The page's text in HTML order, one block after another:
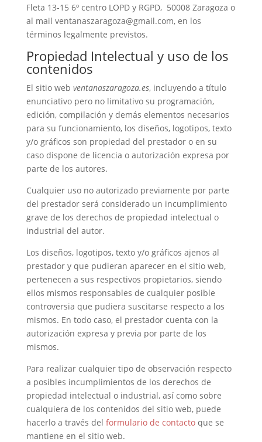
Fleta 13-15 6º centro LOPD y RGPD, 50008 Zaragoza o
al mail ventanaszaragoza@gmail.com, en los
términos legalmente previstos.
Propiedad Intelectual y uso de los
contenidos
El sitio web ventanaszaragoza.es, incluyendo a título
enunciativo pero no limitativo su programación,
edición, compilación y demás elementos necesarios
para su funcionamiento, los diseños, logotipos, texto
y/o gráficos son propiedad del prestador o en su
caso dispone de licencia o autorización expresa por
parte de los autores.
Cualquier uso no autorizado previamente por parte
del prestador será considerado un incumplimiento
grave de los derechos de propiedad intelectual o
industrial del autor.
Los diseños, logotipos, texto y/o gráficos ajenos al
prestador y que pudieran aparecer en el sitio web,
pertenecen a sus respectivos propietarios, siendo
ellos mismos responsables de cualquier posible
controversia que pudiera suscitarse respecto a los
mismos. En todo caso, el prestador cuenta con la
autorización expresa y previa por parte de los
mismos.
Para realizar cualquier tipo de observación respecto
a posibles incumplimientos de los derechos de
propiedad intelectual o industrial, así como sobre
cualquiera de los contenidos del sitio web, puede
hacerlo a través del formulario de contactoque se
mantiene en el sitio web.